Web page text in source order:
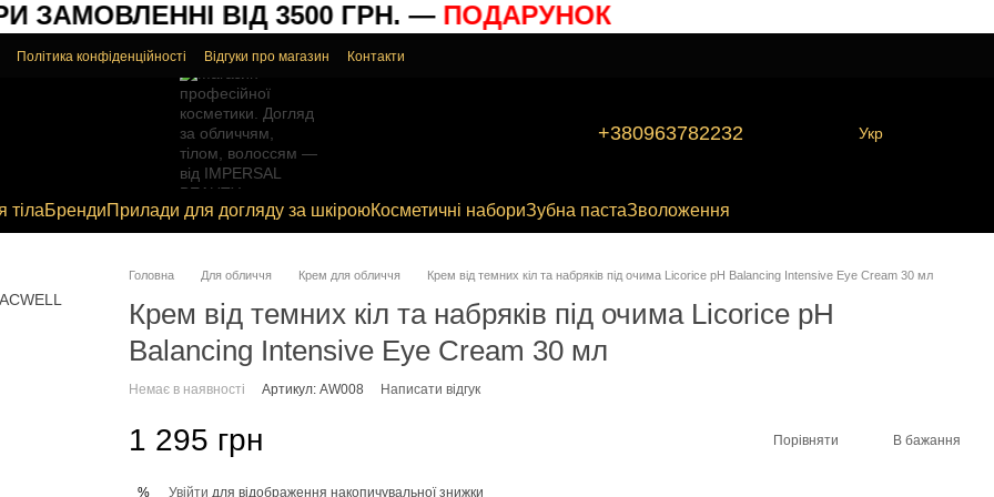
ВІД 3500 ГРН. —ПОДАРУНОК
Політика конфіденційності Відгуки про магазин Контакти
+380963782232 Укр
тілаБрендиПрилади для догляду за шкіроюКосметичні набориЗубна пастаЗволоження
Головна Для обличчя Крем для обличчя Крем від темних кіл та набряків під очима Licorice pH Balancing Intensive Eye Cream 30 мл
Крем від темних кіл та набряків під очима Licorice pH
Balancing Intensive Eye Cream 30 мл
Немає в наявності Артикул: AW008 Написати відгук
1 295 грн Порівняти В бажання
% Увійти для відображення накопичувальної знижки